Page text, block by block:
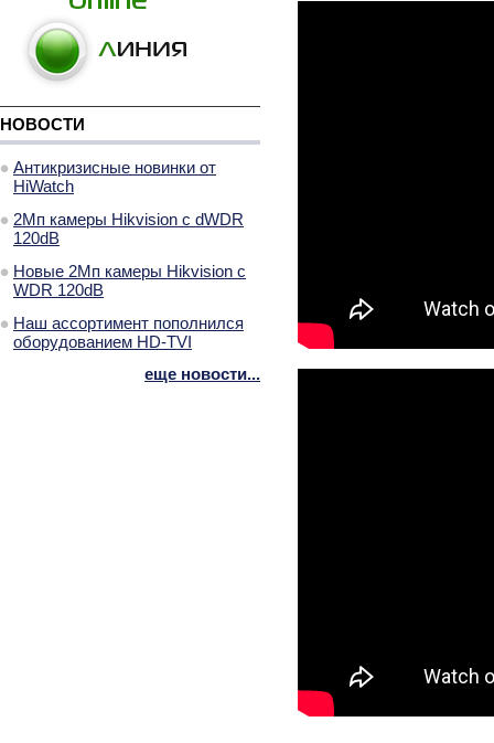
НОВОСТИ
Антикризисные новинки от
HiWatch
2Мп камеры Hikvision с dWDR
120dB
Новые 2Мп камеры Hikvision с
WDR 120dB
Наш ассортимент пополнился
оборудованием HD-TVI
еще новости...